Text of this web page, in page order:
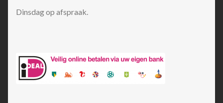
Dinsdag op afspraak.